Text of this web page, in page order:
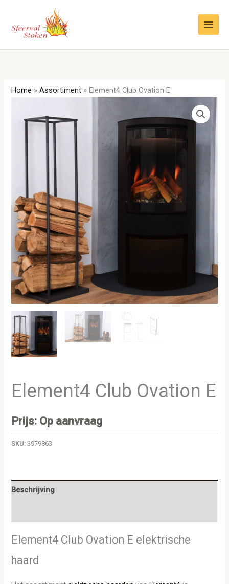
inhoud
Home »Assortiment » Element4 Club Ovation E
Element4 Club Ovation E
Prijs: Op aanvraag
SKU:3979863
Beschrijving
Element4 Club Ovation E elektrische
haard